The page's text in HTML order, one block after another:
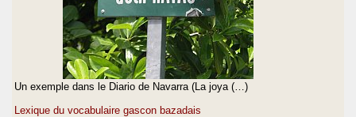
Un exemple dans le Diario de Navarra (La joya (…)
Lexique du vocabulaire gascon bazadais